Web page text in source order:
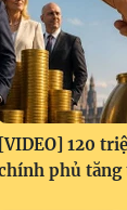
[VIDEO] 120
phủ